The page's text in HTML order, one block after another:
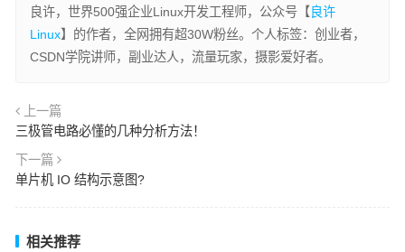
良许，世界500强企业Linux开发工程师，公众号【 良许
Linux】的作者，全网拥有超30W粉丝。个人标签：创业者，
CSDN学院讲师，副业达人，流量玩家，摄影爱好者。
上一篇
三极管电路必懂的几种分析方法！
下一篇
单片机 IO 结构示意图?
相关推荐